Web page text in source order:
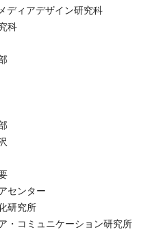
ディアデザイン研究科
科
センター
研究所
・コミュニケーション研究所